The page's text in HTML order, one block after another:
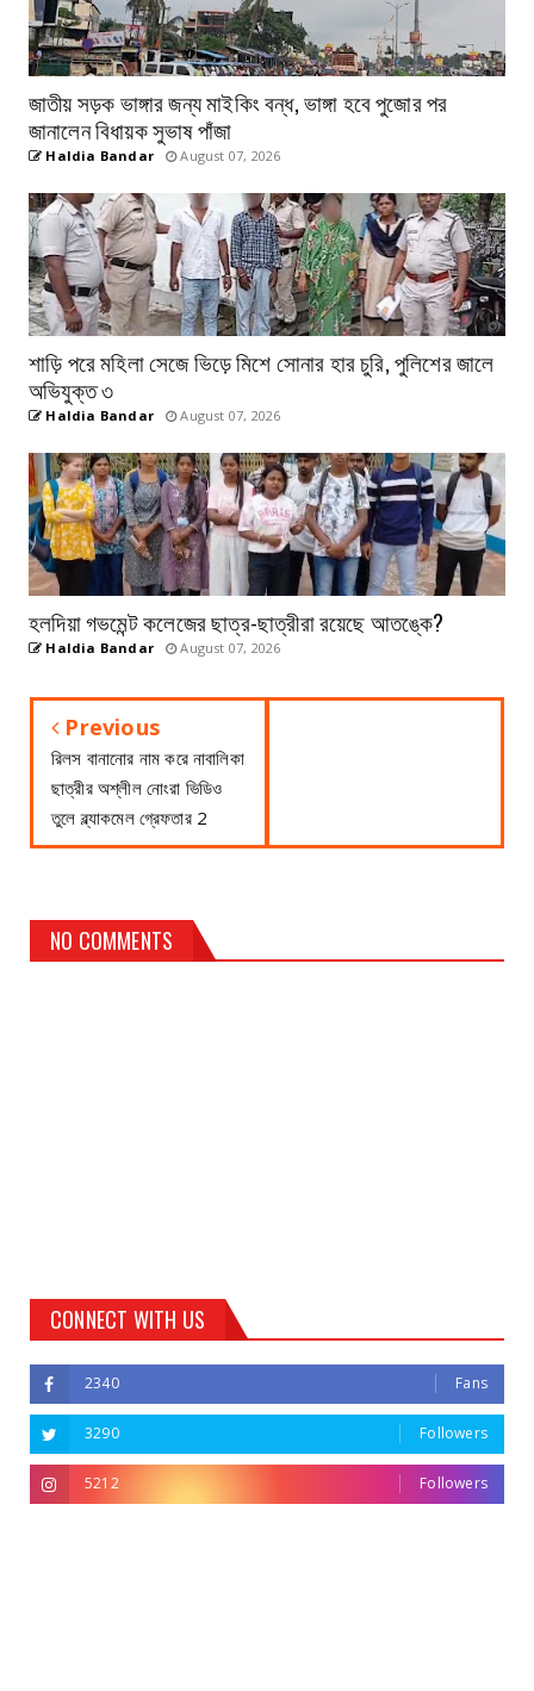
জাতীয় সড়ক ভাঙ্গার জন্য মাইকিং বন্ধ, ভাঙ্গা হবে পুজোর পর
জানালেন বিধায়ক সুভাষ পাঁজা
Haldia Bandar August 07, 2026
শাড়ি পরে মহিলা সেজে ভিড়ে মিশে সোনার হার চুরি, পুলিশের জালে
অভিযুক্ত ৩
Haldia Bandar August 07, 2026
হলদিয়া গভমেন্ট কলেজের ছাত্র-ছাত্রীরা রয়েছে আতঙ্কে?
Haldia Bandar August 07, 2026
Previous
রিলস বানানোর নাম করে নাবালিকা
ছাত্রীর অশ্লীল নোংরা ভিডিও
তুলে ব্ল্যাকমেল গ্রেফতার 2
NO COMMENTS
CONNECT WITH US
2340 Fans
3290 Followers
5212 Followers